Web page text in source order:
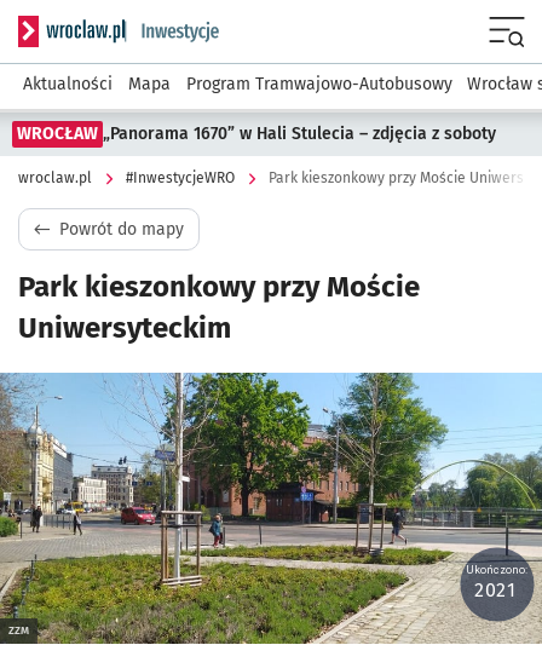
Serwis informacyjny wroclaw.pl podserwis:
Aktualności Mapa Program Tramwajowo-Autobusowy Wrocław
WROCŁAW „Panorama 1670” w Hali Stulecia – zdjęcia z soboty
wroclaw.pl #InwestycjeWRO Park kieszonkowy przy Moście
Powrót do mapy
Park kieszonkowy przy Moście
Uniwersyteckim
Kliknij, aby powiększyć
ZZM
Ukończono:
2021